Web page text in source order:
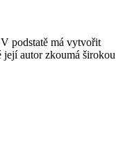
podstatě má vytvořit
autor zkoumá širokou